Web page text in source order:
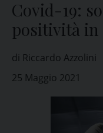
Covid-19:
positività in
di Riccardo Azzolini
25 Maggio 2021